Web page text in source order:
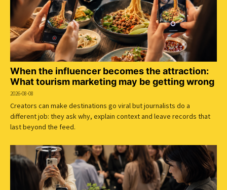
When the influencer becomes the attraction:
What tourism marketing may be getting wrong
2026-08-08
Creators can make destinations go viral but journalists do a
different job: they ask why, explain context and leave records that
last beyond the feed.